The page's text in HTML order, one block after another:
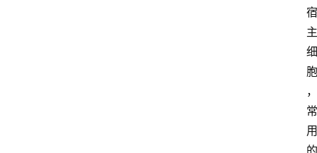
宿
主
细
胞
，
常
用
的